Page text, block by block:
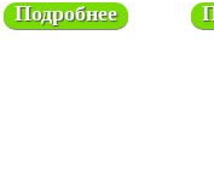
Подробнее